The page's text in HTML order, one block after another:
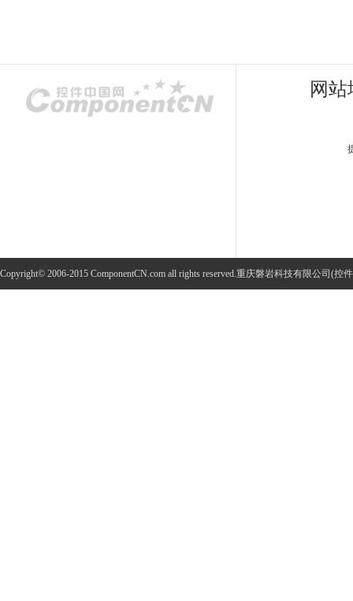
网
Copyright© 2006-2015 ComponentCN.com all rights reserved.重庆磐岩科技有限公司(